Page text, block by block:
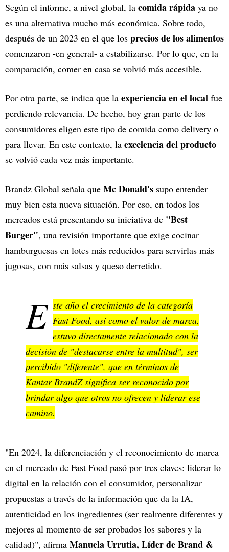
Según el informe, a nivel global, la comida rápida ya no
es una alternativa mucho más económica. Sobre todo,
después de un 2023 en el que los precios de los alimentos
comenzaron -en general- a estabilizarse. Por lo que, en la
comparación, comer en casa se volvió más accesible.
Por otra parte, se indica que la experiencia en el local fue
perdiendo relevancia. De hecho, hoy gran parte de los
consumidores eligen este tipo de comida como delivery o
para llevar. En este contexto, la excelencia del producto
se volvió cada vez más importante.
Brandz Global señala que Mc Donald's supo entender
muy bien esta nueva situación. Por eso, en todos los
mercados está presentando su iniciativa de "Best
Burger", una revisión importante que exige cocinar
hamburguesas en lotes más reducidos para servirlas más
jugosas, con más salsas y queso derretido.
E ste año el crecimiento de la categoría
Fast Food, así como el valor de marca,
estuvo directamente relacionado con la
decisión de "destacarse entre la multitud", ser
percibido "diferente", que en términos de
Kantar BrandZ significa ser reconocido por
brindar algo que otros no ofrecen y liderar ese
camino.
"En 2024, la diferenciación y el reconocimiento de marca
en el mercado de Fast Food pasó por tres claves: liderar lo
digital en la relación con el consumidor, personalizar
propuestas a través de la información que da la IA,
autenticidad en los ingredientes (ser realmente diferentes y
mejores al momento de ser probados los sabores y la
calidad)", afirma Manuela Urrutia, Líder de Brand &